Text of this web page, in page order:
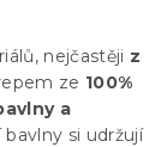
nejčastěji z
ze 100%
a
bavlny si udržují